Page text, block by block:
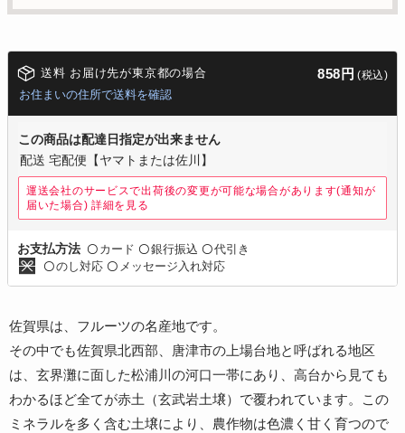
送料 お届け先が東京都の場合 858円 (税込)
お住まいの住所で送料を確認
この商品は配達日指定が出来ません
配送 宅配便【ヤマトまたは佐川】
運送会社のサービスで出荷後の変更が可能な場合があります(通知が
届いた場合) 詳細を見る
お支払方法 〇 カード 〇銀行振込 〇代引き
〇のし対応 〇 メッセージ入れ対応
佐賀県は、フルーツの名産地です。
その中でも佐賀県北西部、唐津市の上場台地と呼ばれる地区
は、玄界灘に面した松浦川の河口一帯にあり、高台から見ても
わかるほど全てが赤土（玄武岩土壌）で覆われています。この
ミネラルを多く含む土壌により、農作物は色濃く甘く育つので